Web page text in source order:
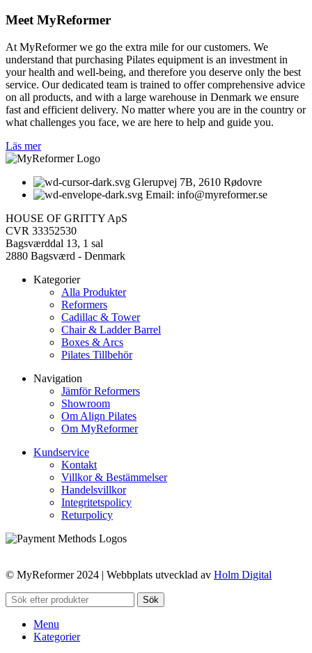
Meet MyReformer
At MyReformer we go the extra mile for our customers. We
understand that purchasing Pilates equipment is an investment in
your health and well-being, and therefore you deserve only the best
service. Our dedicated team is trained to offer comprehensive advice
on all products, and with a large warehouse in Denmark we ensure
fast and efficient delivery. No matter where you are in the country or
what challenges you face, we are here to help and guide you.
Läs mer
Glerupvej 7B, 2610 Rødovre
Email: info@myreformer.se
HOUSE OF GRITTY ApS
CVR 33352530
Bagsværddal 13, 1 sal
2880 Bagsværd - Denmark
Kategorier
Alla Produkter
Reformers
Cadillac & Tower
Chair & Ladder Barrel
Boxes & Arcs
Pilates Tillbehör
Navigation
Jämför Reformers
Showroom
Om Align Pilates
Om MyReformer
Kundservice
Kontakt
Villkor & Bestämmelser
Handelsvillkor
Integritetspolicy
Returpolicy
© MyReformer 2024 | Webbplats utvecklad av Holm Digital
Sök
Menu
Kategorier